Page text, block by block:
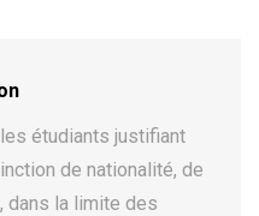
étudiants justifiant
de nationalité, de
dans la limite des